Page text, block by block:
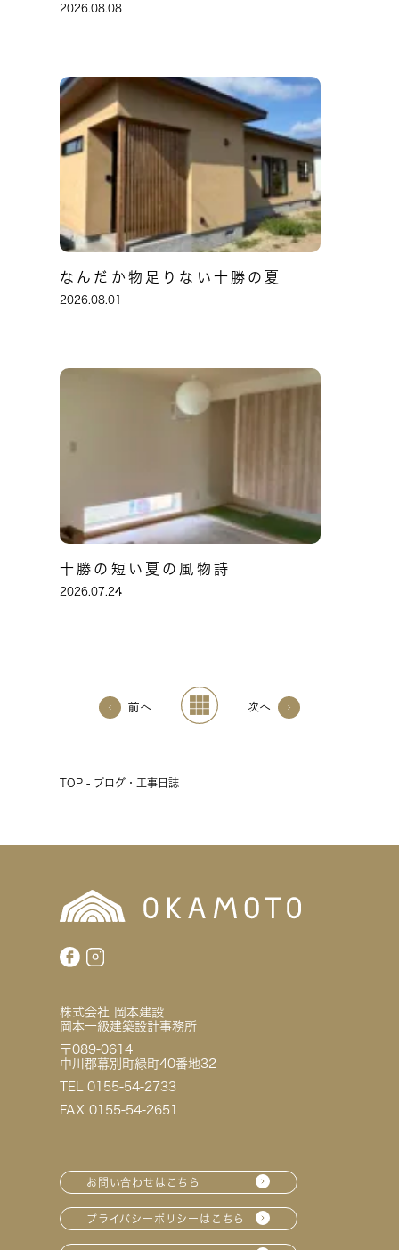
2026.08.08
なんだか物足りない十勝の夏
2026.08.01
十勝の短い夏の風物詩
2026.07.24
前へ 次へ
TOP - ブログ・工事日誌
株式会社 岡本建設
岡本一級建築設計事務所
〒089-0614
中川郡幕別町緑町40番地32
TEL 0155-54-2733
FAX 0155-54-2651
お問い合わせはこちら
プライバシーポリシーはこちら